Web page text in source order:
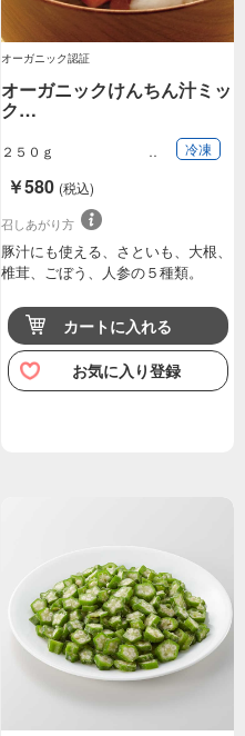
オーガニック認証
オーガニックけんちん汁ミッ
ク…
２５０ｇ 冷凍
￥580 (税込)
召しあがり方
豚汁にも使える、さといも、大根、
椎茸、ごぼう、人参の５種類。
カートに入れる
お気に入り登録